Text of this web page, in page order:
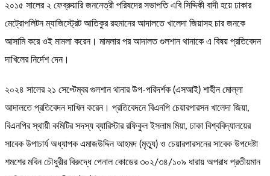
২০১৫ সালের ২ ফেব্রুয়ারি জননেত্রী পরিষদের সভাপতি এবি সিদ্দিকী বাদী হয়ে ঢাকার
মেট্রোপলিটন ম্যাজিস্ট্রেট আতিকুর রহমানের আদালতে খালেদা জিয়াসহ চার জনকে
আসামি করে ওই মামলা করেন। মামলার পর আদালত গুলশান থানাকে এ বিষয় প্রতিবেদন
দাখিলের নির্দেশ দেন।
২০২৪ সালের ২১ সেপ্টেম্বর গুলশান থানার উপ-পরিদর্শক (এসআই) শাহীন মোল্লা
আদালতে প্রতিবেদন দাখিল করেন। প্রতিবেদনে বিএনপি চেয়ারপারসন খালেদা জিয়া,
বিএনপির স্থায়ী কমিটির সদস্য ব্যারিস্টার রফিকুল ইসলাম মিয়া, ঢাকা বিশ্ববিদ্যালয়ের
সাবেক উপাচার্য অধ্যাপক এমাজউদ্দিন আহমদ (মৃত্যু) ও চেয়ারপারসনের সাবেক উপদেষ্টা
শমশের মবিন চৌধুরীর বিরুদ্ধে পেনাল কোডের ৩০২/৩৪/১০৯ ধারায় অপরাধ প্রতীয়মান